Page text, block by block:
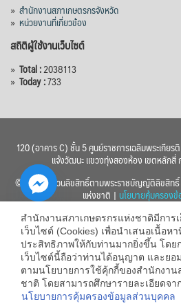
» สำนักงานสภาเกษตรกรจังหวัด
» หน่วยงานที่เกี่ยวข้อง
สถิติผู้ใช้งานเว็บไซต์
» Total :2038113
» Today :733
120 (อาคาร C) ชั้น 5 ศูนย์ราชการเฉลิมพระเกีย
แจ้งวัฒนะ แขวงทุ่งสองห้อง เขตหลักสี่
© 2560 สงวนลิขสิทธิ์ตามพระราชบัญญัติลิขสิทธิ์
แห่งชาติ | นโยบายคุ้มครอง
สำนักงานสภาเกษตรกรแห่งชาติมีการ
เว็บไซต์ (Cookies) เพื่อนำเสนอเนื้อห
ประสิทธิภาพให้กับท่านมากยิ่งขึ้น โดย
เว็บไซต์นี้ถือว่าท่านได้อนุญาต และยอ
ตามนโยบายการใช้คุ้กกี้ของสำนักงาน
ชาติ โดยสามารถศึกษารายละเอียดจา
นโยบายการคุ้มครองข้อมูลส่วนบุคคล
Hide
chaty